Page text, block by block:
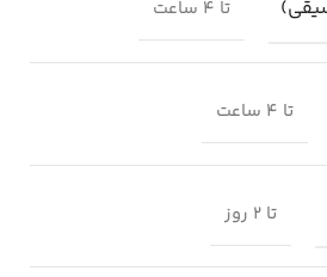
تا ۴ ساعت
تا ۴ ساعت
تا ۲ روز